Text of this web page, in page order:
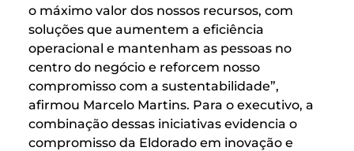
o máximo valor dos nossos recursos, com
soluções que aumentem a eficiência
operacional e mantenham as pessoas no
centro do negócio e reforcem nosso
compromisso com a sustentabilidade”,
afirmou Marcelo Martins. Para o executivo, a
combinação dessas iniciativas evidencia o
compromisso da Eldorado em inovação e